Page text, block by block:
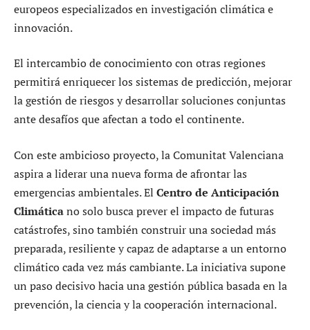
europeos especializados en investigación climática e
innovación.
El intercambio de conocimiento con otras regiones
permitirá enriquecer los sistemas de predicción, mejorar
la gestión de riesgos y desarrollar soluciones conjuntas
ante desafíos que afectan a todo el continente.
Con este ambicioso proyecto, la Comunitat Valenciana
aspira a liderar una nueva forma de afrontar las
emergencias ambientales. El Centro de Anticipación
Climáticano solo busca prever el impacto de futuras
catástrofes, sino también construir una sociedad más
preparada, resiliente y capaz de adaptarse a un entorno
climático cada vez más cambiante. La iniciativa supone
un paso decisivo hacia una gestión pública basada en la
prevención, la ciencia y la cooperación internacional.